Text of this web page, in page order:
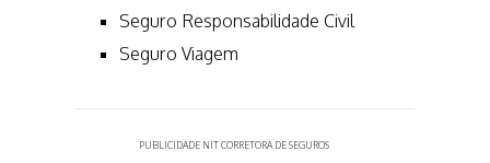
Seguro Responsabilidade Civil
Seguro Viagem
PUBLICIDADE NIT CORRETORA DE SEGUROS